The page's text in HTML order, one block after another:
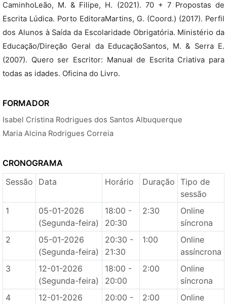
CaminhoLeão, M. & Filipe, H. (2021). 70 + 7 Propostas de
Escrita Lúdica. Porto EditoraMartins, G. (Coord.) (2017). Perfil
dos Alunos à Saída da Escolaridade Obrigatória. Ministério da
Educação/Direção Geral da EducaçãoSantos, M. & Serra E.
(2007). Quero ser Escritor: Manual de Escrita Criativa para
todas as idades. Oficina do Livro.
FORMADOR
Isabel Cristina Rodrigues dos Santos Albuquerque
Maria Alcina Rodrigues Correia
CRONOGRAMA
Sessão
Data Horário Duração Tipo de
sessão
1
05-01-2026
(Segunda-feira)
18:00 -
20:30
2:30
Online
síncrona
2
05-01-2026
(Segunda-feira)
20:30 -
21:30
1:00
Online
assíncrona
3
12-01-2026
(Segunda-feira)
18:00 -
20:00
2:00
Online
síncrona
4
12-01-2026
20:00 -
2:00
Online